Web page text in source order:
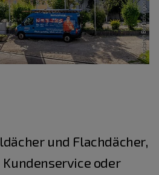
und Flachdächer,
oder